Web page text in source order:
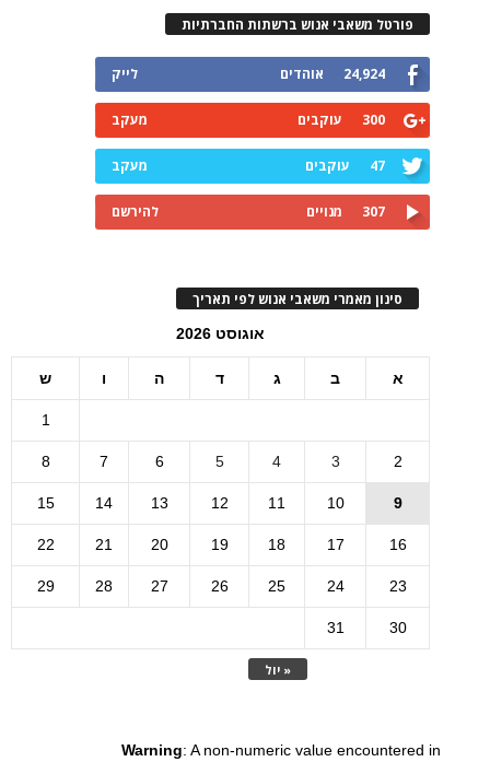
פורטל משאבי אנוש ברשתות החברתיות
24,924 אוהדים לייק
300 עוקבים מעקב
47 עוקבים מעקב
307 מנויים להירשם
סינון מאמרי משאבי אנוש לפי תאריך
אוגוסט 2026
א ב ג ד ה ו ש
« יול
1
2
3
4
5
6
7
8
9
10
11
12
13
14
15
16
17
18
19
20
21
22
23
24
25
26
27
28
29
30
31
Warning: A non-numeric value encountered in